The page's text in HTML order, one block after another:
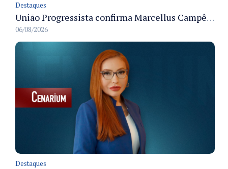
Destaques
União Progressista confirma Marcellus Campêlo como candidato a deputado estadual
06/08/2026
Destaques